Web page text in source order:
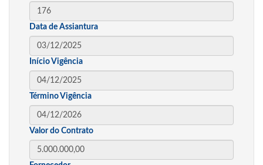
Data de Assiantura
Início Vigência
Término Vigência
Valor do Contrato